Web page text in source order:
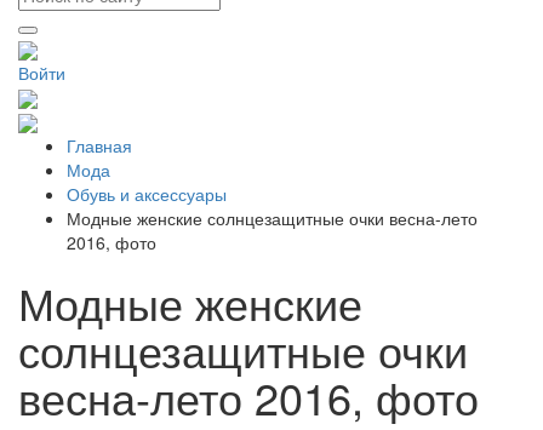
Войти
Главная
Мода
Обувь и аксессуары
Модные женские солнцезащитные очки весна-лето
2016, фото
Модные женские
солнцезащитные очки
весна-лето 2016, фото